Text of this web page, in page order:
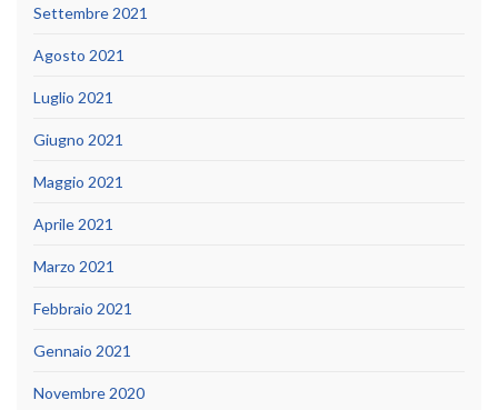
Settembre 2021
Agosto 2021
Luglio 2021
Giugno 2021
Maggio 2021
Aprile 2021
Marzo 2021
Febbraio 2021
Gennaio 2021
Novembre 2020